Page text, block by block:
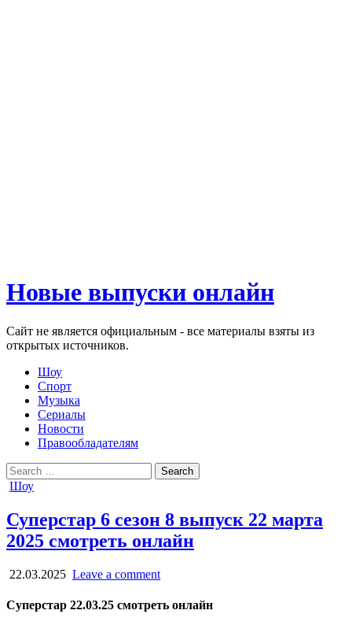
Новые выпуски онлайн
Сайт не является официальным - все материалы взяты из
открытых источников.
Шоу
Спорт
Музыка
Сериалы
Новости
Правообладателям
Search
for:
Posted
Шоу
Суперстар 6 сезон 8 выпуск 22 марта
2025 смотреть онлайн
22.03.2025 Leave a comment
Суперстар 22.03.25 смотреть онлайн